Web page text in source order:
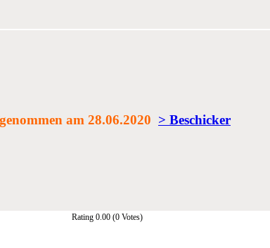
am 28.06.2020 > Beschicker
Rating 0.00 (0 Votes)